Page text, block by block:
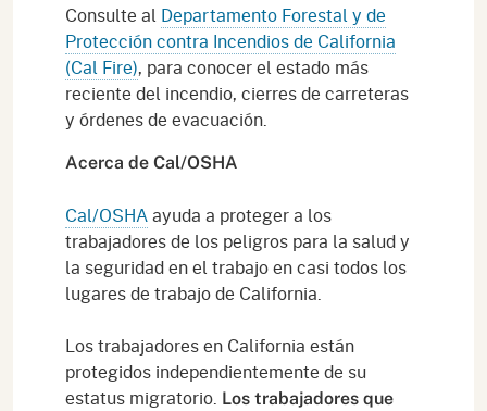
Consulte al Departamento Forestal y de
Protección contra Incendios de California
(Cal Fire), para conocer el estado más
reciente del incendio, cierres de carreteras
y órdenes de evacuación.
Acerca de Cal/OSHA
Cal/OSHAayuda a proteger a los
trabajadores de los peligros para la salud y
la seguridad en el trabajo en casi todos los
lugares de trabajo de California.
Los trabajadores en California están
protegidos independientemente de su
estatus migratorio. Los trabajadores que